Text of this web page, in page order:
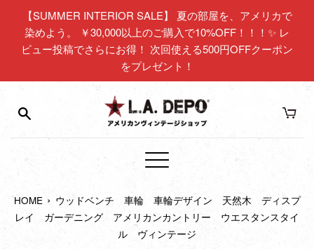
【SUMMER INTERIOR SALE】 夏の部屋を、アメリカで
染めよう。 ￥30,000以上のご購入で10%OFF！！！✨ レ
ビュー投稿でさらにお得！ 次回使える500円OFFクーポン
をプレゼント！
メ
ュ
ー
HOME › ウッドベンチ 車輪 車輪デザイン 天然木 ディスプ
レイ ガーデニング アメリカンカントリー ウエスタンスタイ
ル ヴィンテージ